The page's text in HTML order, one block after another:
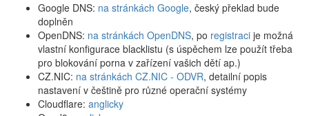
Google DNS: na stránkách Google, český překlad bude
doplněn
OpenDNS: na stránkách OpenDNS, po registraci je možná
vlastní konfigurace blacklistu (s úspěchem lze použít třeba
pro blokování porna v zařízení vašich dětí ap.)
CZ.NIC: na stránkách CZ.NIC - ODVR, detailní popis
nastavení v češtině pro různé operační systémy
Cloudflare: anglicky